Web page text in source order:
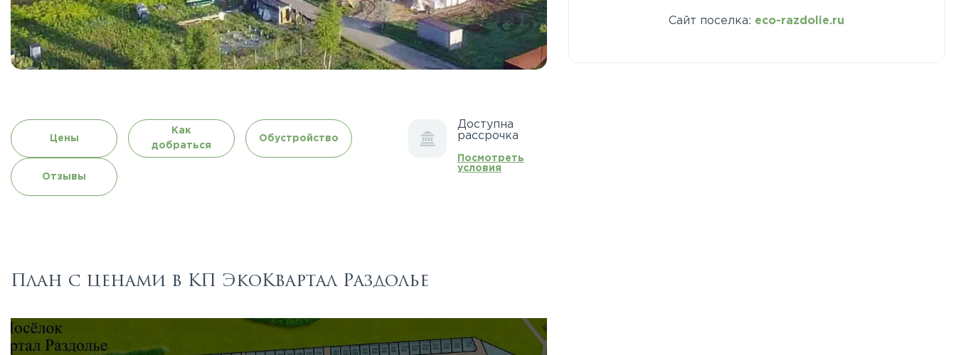
Цены
Как
добраться
Обустройство
Отзывы
Доступна
рассрочка
Посмотреть
условия
План с ценами в КП ЭкоКвартал Раздолье
Сайт поселка: eco-razdolie.ru